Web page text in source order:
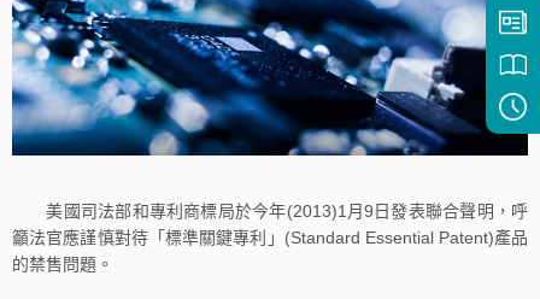
美國司法部和專利商標局於今年(2013)1月9日發表聯合聲明，呼
籲法官應謹慎對待「標準關鍵專利」(Standard Essential Patent)產品
的禁售問題。